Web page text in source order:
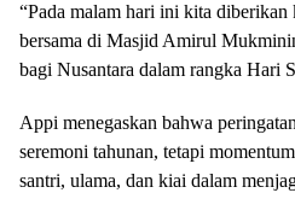
“Pada malam hari ini kita diberikan
bersama di Masjid Amirul
bagi Nusantara dalam rangka Hari
Appi menegaskan bahwa
seremoni tahunan, tetapi
santri, ulama, dan kiai dalam